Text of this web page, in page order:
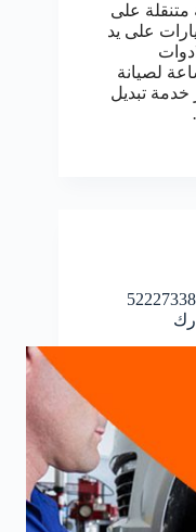
على
على يد
لصيانة
خدمة تبديل
رقم خدمة بنشر غرب عبدالله مبارك 52227338